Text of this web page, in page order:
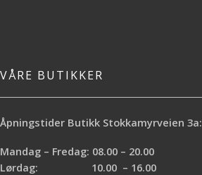
VÅRE BUTIKKER
Åpningstider Butikk Stokkamyrveien 3a:
Mandag – Fredag: 08.00 – 20.00
Lørdag: 10.00 – 16.00